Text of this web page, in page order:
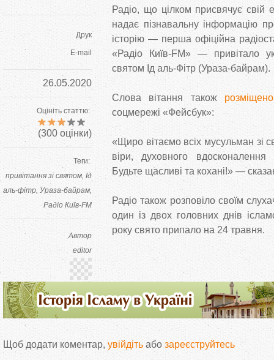
Друк
E-mail
26.05.2020
Оцініть статтю:
(300 оцінки)
Теги:
привітання зі святом Ід
аль-фітр Ураза-байрам
Радіо Київ-FM
Автор
editor
Радіо, що цілком присвячує свій
надає пізнавальну інформацію
історію — перша офіційна
«Радіо Київ-FM» — привітало
святом Ід аль-Фітр (Ураза-байрам).
Слова вітання також розміщено
соцмережі «Фейсбук»:
«Щиро вітаємо всіх мусульман зі
віри, духовного
Будьте щасливі та кохані!» —
Радіо також розповіло своїм
один із двох головних днів
року свято припало на 24 травня.
Щоб додати коментар, увійдіть або зареєструйтесь